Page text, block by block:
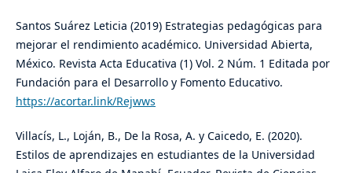
Santos Suárez Leticia (2019) Estrategias pedagógicas para
mejorar el rendimiento académico. Universidad Abierta,
México. Revista Acta Educativa (1) Vol. 2 Núm. 1 Editada por
Fundación para el Desarrollo y Fomento Educativo.
https://acortar.link/Rejwws
Villacís, L., Loján, B., De la Rosa, A. y Caicedo, E. (2020).
Estilos de aprendizajes en estudiantes de la Universidad